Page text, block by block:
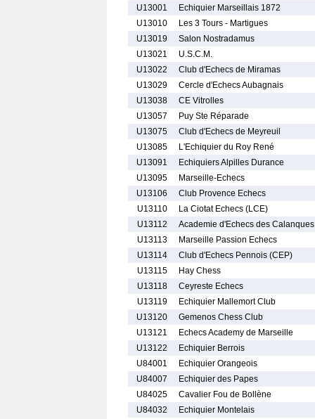
U13001
Echiquier Marseillais 1872
U13010
Les 3 Tours - Martigues
U13019
Salon Nostradamus
U13021
U.S.C.M.
U13022
Club d'Echecs de Miramas
U13029
Cercle d'Echecs Aubagnais
U13038
CE Vitrolles
U13057
Puy Ste Réparade
U13075
Club d'Echecs de Meyreuil
U13085
L'Echiquier du Roy René
U13091
Echiquiers Alpilles Durance
U13095
Marseille-Echecs
U13106
Club Provence Echecs
U13110
La Ciotat Echecs (LCE)
U13112
Academie d'Echecs des Calanques
U13113
Marseille Passion Echecs
U13114
Club d'Echecs Pennois (CEP)
U13115
Hay Chess
U13118
Ceyreste Echecs
U13119
Echiquier Mallemort Club
U13120
Gemenos Chess Club
U13121
Echecs Academy de Marseille
U13122
Echiquier Berrois
U84001
Echiquier Orangeois
U84007
Echiquier des Papes
U84025
Cavalier Fou de Bollène
U84032
Echiquier Montelais